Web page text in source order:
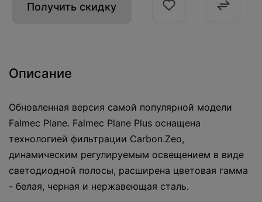
Получить скидку
Описание
Обновленная версия самой популярной модели
Falmec Plane. Falmec Plane Plus оснащена
технологией фильтрации Carbon.Zeo,
динамическим регулируемым освещением в виде
светодиодной полосы, расширена цветовая гамма
- белая, черная и нержавеющая сталь.